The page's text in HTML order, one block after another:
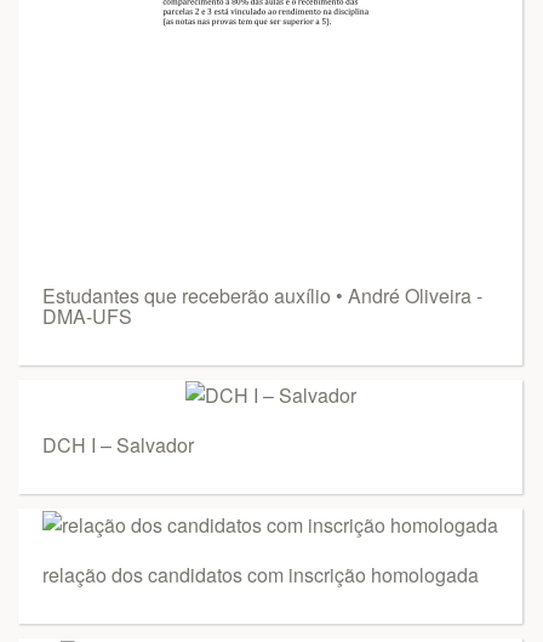
Estudantes que receberão auxílio • André Oliveira -
DMA-UFS
DCH I – Salvador
relação dos candidatos com inscrição homologada